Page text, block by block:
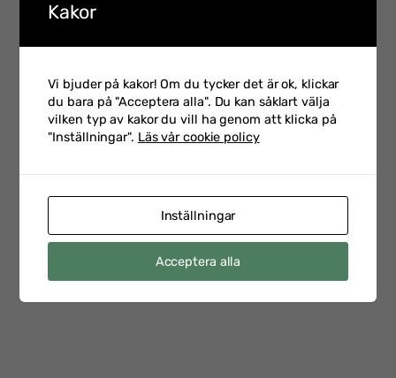
Talarintervju inför Hot &
Säkerhet 2026 med Petra
Klein som är CSO på
Swedbank
2026-
02-23
Talarintervju inför
Personalsäkerhetsdagen
med Emelie Staaf Karifjord
Head of Security Vetting &
Kakor
Vi bjuder på kakor! Om du tycker det är ok, klickar
du bara på "Acceptera alla". Du kan såklart välja
vilken typ av kakor du vill ha genom att klicka på
"Inställningar". Läs vår cookie policy
Inställningar
Acceptera alla